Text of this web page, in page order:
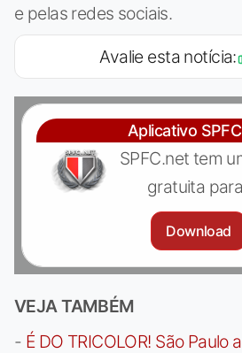
e pelas redes sociais.
Avalie esta notícia:
Aplicativo
SPFC.net tem
gratuita
Download
VEJA TAMBÉM
- É DO TRICOLOR! São Paulo